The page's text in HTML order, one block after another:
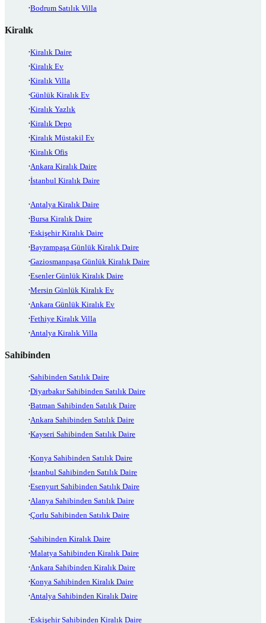
Bodrum Satılık Villa
Kiralık
Kiralık Daire
Kiralık Ev
Kiralık Villa
Günlük Kiralık Ev
Kiralık Yazlık
Kiralık Depo
Kiralık Müstakil Ev
Kiralık Ofis
Ankara Kiralık Daire
İstanbul Kiralık Daire
Antalya Kiralık Daire
Bursa Kiralık Daire
Eskişehir Kiralık Daire
Bayrampaşa Günlük Kiralık Daire
Gaziosmanpaşa Günlük Kiralık Daire
Esenler Günlük Kiralık Daire
Mersin Günlük Kiralık Ev
Ankara Günlük Kiralık Ev
Fethiye Kiralık Villa
Antalya Kiralık Villa
Sahibinden
Sahibinden Satılık Daire
Diyarbakır Sahibinden Satılık Daire
Batman Sahibinden Satılık Daire
Ankara Sahibinden Satılık Daire
Kayseri Sahibinden Satılık Daire
Konya Sahibinden Satılık Daire
İstanbul Sahibinden Satılık Daire
Esenyurt Sahibinden Satılık Daire
Alanya Sahibinden Satılık Daire
Çorlu Sahibinden Satılık Daire
Sahibinden Kiralık Daire
Malatya Sahibinden Kiralık Daire
Ankara Sahibinden Kiralık Daire
Konya Sahibinden Kiralık Daire
Antalya Sahibinden Kiralık Daire
Eskişehir Sahibinden Kiralık Daire